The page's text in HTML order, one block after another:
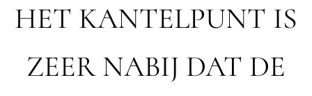
HET KANTELPUNT IS
ZEER NABIJ DAT DE